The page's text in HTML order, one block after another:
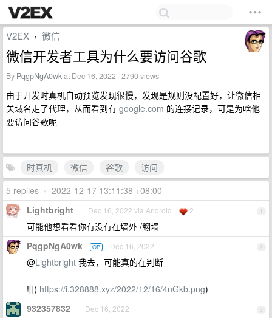
V2EX › 微信
微信开发者工具为什么要访问谷歌
By PqgpNgA0wkat Dec 16, 2022 · 2790 views
由于开发时真机自动预览发现很慢，发现是规则没配置好，让微信相
关域名走了代理，从而看到有 google.com 的连接记录，可是为啥他
要访问谷歌呢
时真机 微信 谷歌
访问
5 replies • 2022-12-17 13:11:38 +08:00
1
Lightbright Dec 16, 2022 via Android 2
可能他想看看你有没有在墙外 /翻墙
2
PqgpNgA0wk OP Dec 16, 2022
@Lightbright 我去，可能真的在判断
![]( https://i.328888.xyz/2022/12/16/4nGkb.png)
3
932357832 Dec 16, 2022